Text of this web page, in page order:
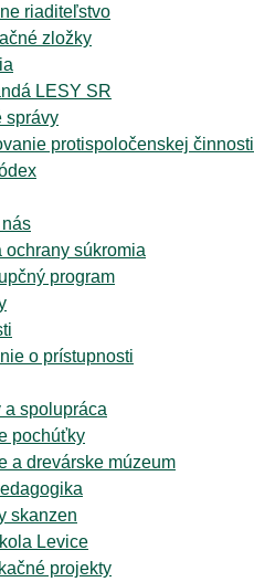
riaditeľstvo
zložky
LESY SR
správy
protispoločenskej činnosti
ochrany súkromia
program
o prístupnosti
a spolupráca
pochúťky
a drevárske múzeum
skanzen
Levice
projekty